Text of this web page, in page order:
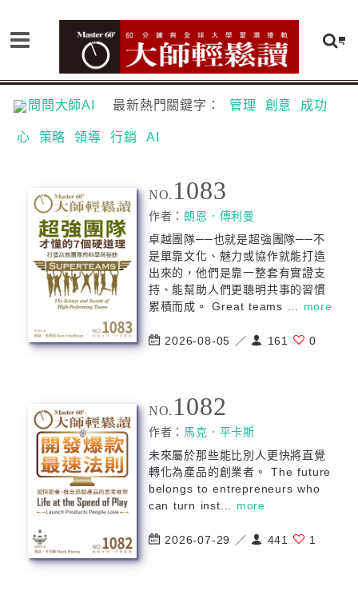
問問大師AI 最新熱門關鍵字： 管理 創意 成功
心 策略 領導 行銷 AI
NO. 1083
作者： 朗恩．傅利曼
卓越團隊──也就是超強團隊──不
是單靠文化、魅力或協作就能打造
出來的，他們是靠一整套有實證支
持、能幫助人們更聰明共事的習慣
累積而成。 Great teams ... more
2026-08-05 ／ 161 0
NO. 1082
作者： ⾺克．平卡斯
未來屬於那些能比別人更快將直覺
轉化為產品的創業者。 The future
belongs to entrepreneurs who
can turn inst... more
2026-07-29 ／ 441 1